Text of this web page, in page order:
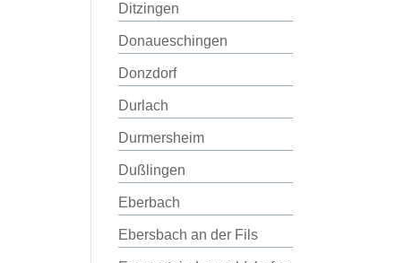
Ditzingen
Donaueschingen
Donzdorf
Durlach
Durmersheim
Dußlingen
Eberbach
Ebersbach an der Fils